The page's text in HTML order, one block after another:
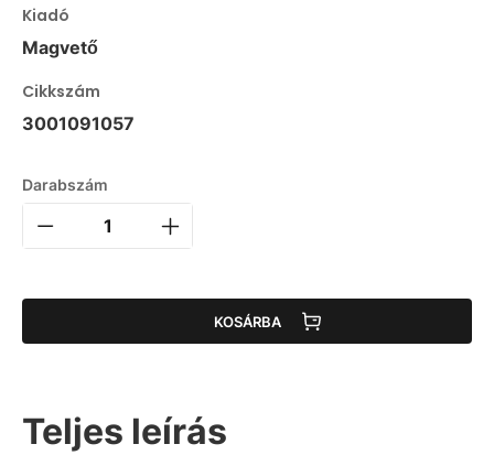
Kiadó
Magvető
Cikkszám
3001091057
Darabszám
KOSÁRBA
Teljes leírás